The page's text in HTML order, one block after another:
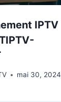
IPTV
mai 30, 2024